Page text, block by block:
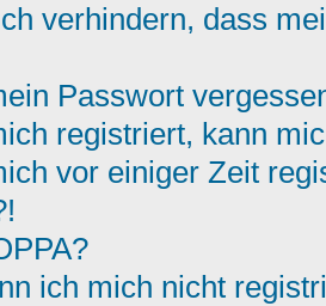
verhindern, dass
Passwort
registriert, kann
vor einiger Zeit
ich mich nicht